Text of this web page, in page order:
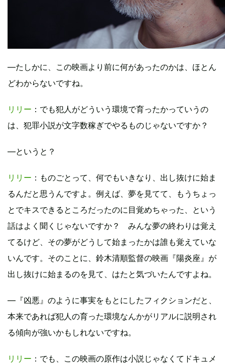
―たしかに、この映画より前に何があったのかは、ほとん
どわからないですね。
リリー ：でも犯人がどういう環境で育ったかっていうの
は、犯罪小説が文字数稼ぎでやるものじゃないですか？
―というと？
リリー ：ものごとって、何でもいきなり、出し抜けに始ま
るんだと思うんですよ。例えば、夢を見てて、もうちょっ
とでキスできるところだったのに目覚めちゃった、という
話はよく聞くじゃないですか？ みんな夢の終わりは覚え
てるけど、その夢がどうして始まったかは誰も覚えていな
いんです。そのことに、鈴木清順監督の映画『陽炎座』が
出し抜けに始まるのを見て、はたと気づいたんですよね。
―『凶悪』のように事実をもとにしたフィクションだと、
本来であれば犯人の育った環境なんかがリアルに説明され
る傾向が強いかもしれないですね。
リリー ：でも、この映画の原作は小説じゃなくてドキュメ